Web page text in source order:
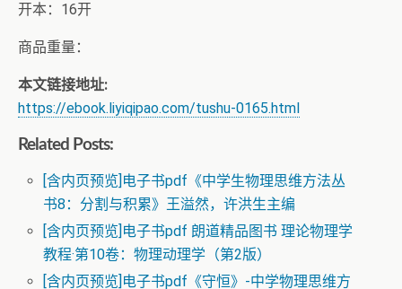
开本：16开
商品重量：
本文链接地址:
https://ebook.liyiqipao.com/tushu-0165.html
Related Posts:
[含内页预览]电子书pdf《中学生物理思维方法丛
书8：分割与积累》王溢然，许洪生主编
[含内页预览]电子书pdf 朗道精品图书 理论物理学
教程·第10卷：物理动理学（第2版）
[含内页预览]电子书pdf《守恒》-中学物理思维方